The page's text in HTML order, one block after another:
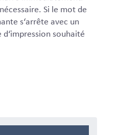
Si le mot de
s‘arrête avec un
d‘impression souhaité